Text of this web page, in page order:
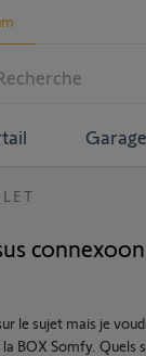
Garage
connexoon
le sujet mais je
la BOX Somfy.